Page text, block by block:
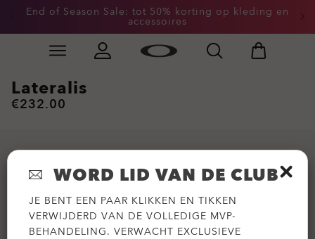
Skip to
End of Season Sale: tot 50% korting op kleding en
accessoires
Slide 2 of 3. End of Season Sale: tot 50% korting op
Lateralis
€232.00
WORD LID VAN DE CLUB
JE BENT EEN PAAR KLIKKEN EN TIKKEN
VERWIJDERD VAN DE VOLLEDIGE MVP-
BEHANDELING. VERWACHT EXCLUSIEVE